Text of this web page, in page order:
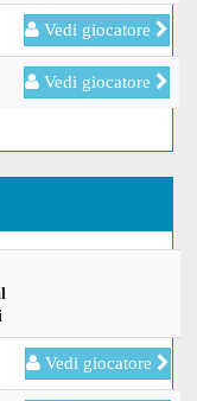
Vedi giocatore
Vedi giocatore
Vedi giocatore